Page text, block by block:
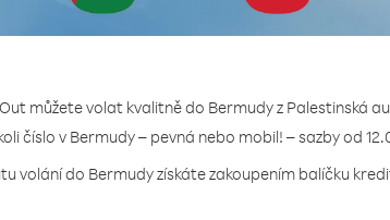
můžete volat kvalitně do Bermudy z Palestinská
číslo v Bermudy – pevná nebo mobil! – sazby od
volání do Bermudy získáte zakoupením balíčku